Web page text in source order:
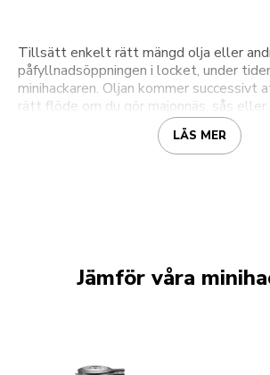
Tillsätt enkelt rätt mängd olja eller
påfyllnadsöppningen i locket, under
minihackaren. Oljan kommer successivt
rätt flöde om du gör majonnäs, sås eller
LÄS MER
Jämför våra